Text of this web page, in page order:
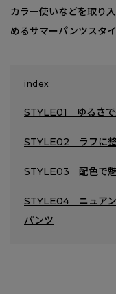
カラー使いなどを取り
めるサマーパンツスタ
index
STYLE01 ゆるさで
STYLE02 ラフに整
STYLE03 配色で魅
STYLE04 ニュアン
パンツ